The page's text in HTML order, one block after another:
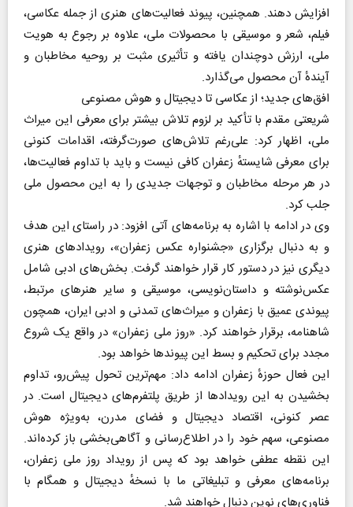
افزایش دهند. همچنین، پیوند فعالیت‌های هنری از جمله عکاسی،
فیلم، شعر و موسیقی با محصولات ملی، علاوه بر رجوع به هویت
ملی، ارزش دوچندان یافته و تأثیری مثبت بر روحیه مخاطبان و
آیندهٔ آن محصول می‌گذارد.
افق‌های جدید؛ از عکاسی تا دیجیتال و هوش مصنوعی
شریعتی مقدم با تأکید بر لزوم تلاش بیشتر برای معرفی این میراث
ملی، اظهار کرد: علی‌رغم تلاش‌های صورت‌گرفته، اقدامات کنونی
برای معرفی شایستهٔ زعفران کافی نیست و باید با تداوم فعالیت‌ها،
در هر مرحله مخاطبان و توجهات جدیدی را به این محصول ملی
جلب کرد.
وی در ادامه با اشاره به برنامه‌های آتی افزود: در راستای این هدف
و به دنبال برگزاری «جشنواره عکس زعفران»، رویداد‌های هنری
دیگری نیز در دستور کار قرار خواهند گرفت. بخش‌های ادبی شامل
عکس‌نوشته و داستان‌نویسی، موسیقی و سایر هنر‌های مرتبط،
پیوندی عمیق با زعفران و میراث‌های تمدنی و ادبی ایران، همچون
شاهنامه، برقرار خواهند کرد. «روز ملی زعفران» در واقع یک شروع
مجدد برای تحکیم و بسط این پیوند‌ها خواهد بود.
این فعال حوزهٔ زعفران ادامه داد: مهم‌ترین تحول پیش‌رو، تداوم
بخشیدن به این رویداد‌ها از طریق پلتفرم‌های دیجیتال است. در
عصر کنونی، اقتصاد دیجیتال و فضای مدرن، به‌ویژه هوش
مصنوعی، سهم خود را در اطلاع‌رسانی و آگاهی‌بخشی باز کرده‌اند.
این نقطه عطفی خواهد بود که پس از رویداد روز ملی زعفران،
برنامه‌های معرفی و تبلیغاتی ما با نسخهٔ دیجیتال و همگام با
فناوری‌های نوین دنبال خواهند شد.